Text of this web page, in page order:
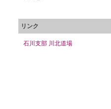
リンク
石川支部 川北道場